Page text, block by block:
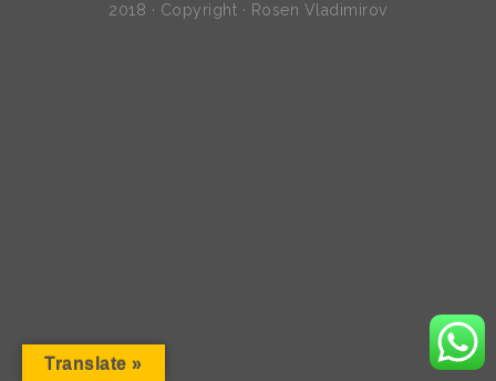
2018 · Copyright · Rosen Vladimirov
Translate »